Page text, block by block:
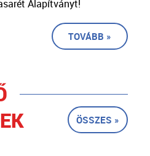
Alapítványt!
TOVÁBB »
ÖSSZES »